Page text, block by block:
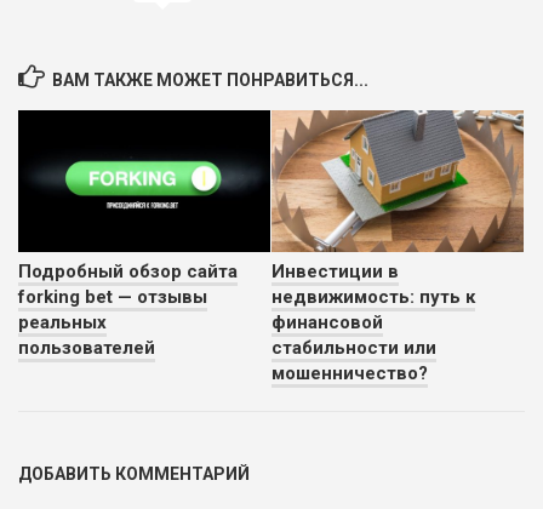
ВСЕМ
БЮДЖЕТ: НИЗКИЙ
ОБЗОР
ВАМ ТАКЖЕ МОЖЕТ ПОНРАВИТЬСЯ...
Подробный обзор сайта
forking bet — отзывы
реальных
пользователей
Инвестиции в
недвижимость: путь к
финансовой
стабильности или
мошенничество?
ДОБАВИТЬ КОММЕНТАРИЙ